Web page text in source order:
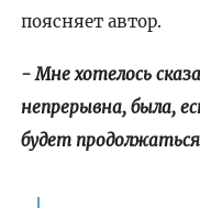
поясняет автор.
- Мне хотелось
непрерывна, была,
будет продолжаться